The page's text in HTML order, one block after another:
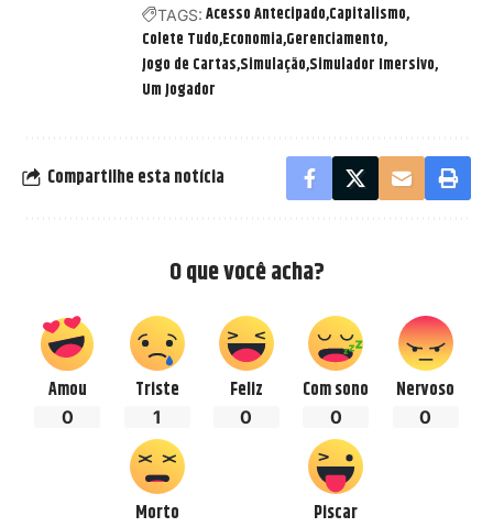
TAGS: Acesso Antecipado Capitalismo
Colete Tudo Economia Gerenciamento
Jogo de Cartas Simulação Simulador Imersivo
Um Jogador
Compartilhe esta notícia
O que você acha?
Amou
0
Triste
1
Feliz
0
Com sono
0
Nervoso
0
Morto Piscar